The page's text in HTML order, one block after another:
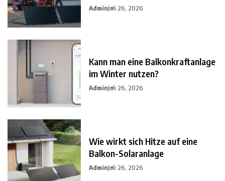
AdminJuli 26, 2026
Kann man eine Balkonkraftanlage
im Winter nutzen?
AdminJuli 26, 2026
Wie wirkt sich Hitze auf eine
Balkon-Solaranlage
AdminJuli 26, 2026